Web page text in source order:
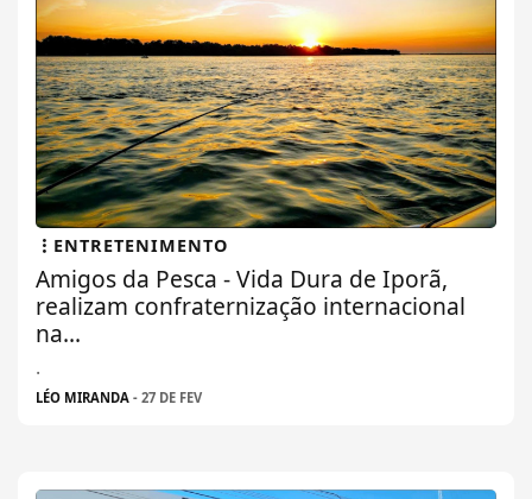
ENTRETENIMENTO
Amigos da Pesca - Vida Dura de Iporã,
realizam confraternização internacional
na...
.
LÉO MIRANDA - 27 DE FEV